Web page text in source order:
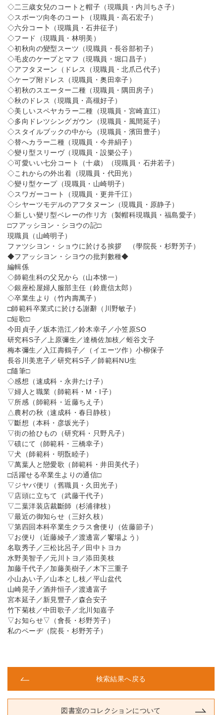
◇二三歳女兒のコートと帽子（現職員・内川ちさ子）
◇スポーツ向冬のコート（現職員・高石宏子）
◇六分コー卜（現職員・石井征子）
◇フード（現職員・林明美）
◇初秋向の變型スーツ（現職員・長谷部初子）
◇毛皮のケープとマフ（現職員・堀口昌子）
◇アフタヌーン（ドレス（現職員・北爪己代子）
◇ケープ附ドレス（現職員・奥田幸子）
◇初秋のスエーター二種（現職員・隅田房子）
◇秋のドレス（現職員・高槻好子）
◇美しいスペヤカラー二種（現職員・宮崎直江）
◇多向ドレツシングガウン（現職員・風間延子）
◇スタイルブックの中から（現職員・濱田豊子）
◇替へカラー二種（現職員・今井絹子）
◇變り型スリーヴ（現職員・設樂公子）
◇可愛いい七分コート（十歳）（現職員・石井若子）
◇これからの外出着（現職員・代田光）
◇變り型ケープ（現職員・山崎明子）
◇スワガーコート（現職員・更井千江）
◇シヤーツモデルのアフタヌーン（現職員・原静子）
◇新しい變リ型ベレーの作リ方（製帽科現職員・福島愛子）
□フアッシヨン・シヨウの記□
現職員（山崎明子）
ファツシヨン・ショウに於ける挨拶 （學院長・杉野芳子）
◆フアッシヨン・シヨウの批判數種◆
編輯係
◇師範生科の父兄から（山本悌一）
◇銀座松屋婦人服部主任（鈴鹿信太郎）
◇卒業生より（竹内壽萬子）
□師範科卒業式に於ける謝辭（川野敏子）
□短歌□
今田貞子／坂本浩江／鈴木幸子／小笠原SO
研究科S子／上原彌生／達橋佐加枝／蛭谷文子
梅本彌生／入江壽鶴子／（イエーツ作）小柳保子
長谷川美恵子／研究科S子／師範科NU生
□隨筆□
◇感想（速成科・永井たけ子）
▽婦人と職業（師範科・M・I子）
▽所感（師範科・近藤ちえ子）
△農村の秋（速成科・春日静枝）
▽斷想（本科・彦坂光子）
▽街の拾ひもの（研究科・只野凡子）
▽磧にて（師範科・三橋幸子）
▽犬（師範科・明翫睦子）
▽萬葉人と戀愛歌（師範科・井田美代子）
□活躍せる卒業生よりの通信□
▽ジヤバ便リ（舊職員・久田光子）
▽店頭に立ちて（武藤干代子）
▽二葉洋装店裁斷師（杉浦律枝）
▽最近の御知らせ（三好久枝）
▽第四回本科卒業生クラス會便り（佐藤節子）
▽お便り（近藤綾子／渡邊富／饗場よう）
名取秀子／三松比呂子／田中トヨカ
水野美智子／元川トヨ／添田美枝
加藤千代子／加藤美樹子／木下三重子
小山あい子／山本とし枝／平山盆代
山崎晃子／酒井恒子／渡邊富子
宮本延子／新見豐子／森合安子
竹下菊枝／中田歌子／北川知嘉子
▽お知らせ▽（會長・杉野芳子）
私のペーヂ（院長・杉野芳子）
検索結果へ戻る
図書室のコレクションについて